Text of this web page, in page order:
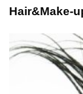
Hair&Make-